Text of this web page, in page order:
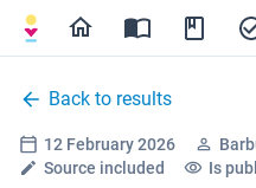
Back to results
12 February 2026
Source included
Is